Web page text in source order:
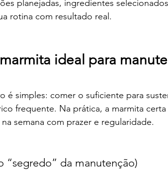
planejadas, ingredientes
rotina com resultado real.
ideal para
é simples: comer o suficiente para
frequente. Na prática, a marmita
semana com prazer e regularidade.
“segredo” da manutenção)